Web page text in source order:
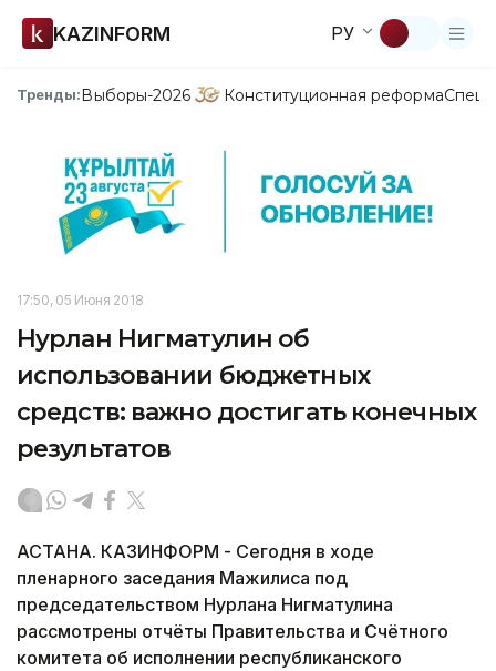
KAZINFORM РУ
Тренды:Выборы-2026 Конституционная реформа
17:50, 05 Июня 2018
Нурлан Нигматулин об
использовании бюджетных
средств: важно достигать конечных
результатов
АСТАНА. КАЗИНФОРМ - Сегодня в ходе
пленарного заседания Мажилиса под
председательством Нурлана Нигматулина
рассмотрены отчёты Правительства и Счётного
комитета об исполнении республиканского